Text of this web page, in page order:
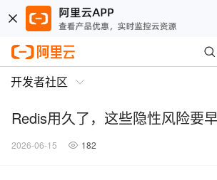
开发者社区
Redis用久了，这些隐性风险要
2026-06-15 182